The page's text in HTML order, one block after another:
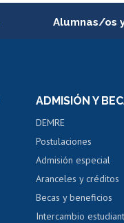
Alumnas/os
Consulta y
Servicio médico
Pago de arancel
Pago de
Certificado de
ADMISIÓN Y
DEMRE
Postulaciones
Admisión especial
Aranceles y créditos
Becas y beneficios
Intercambio